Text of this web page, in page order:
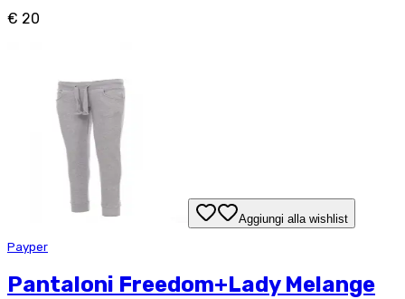
€ 20
Aggiungi alla wishlist
Payper
Pantaloni Freedom+Lady Melange